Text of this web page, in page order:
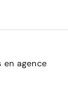
en agence